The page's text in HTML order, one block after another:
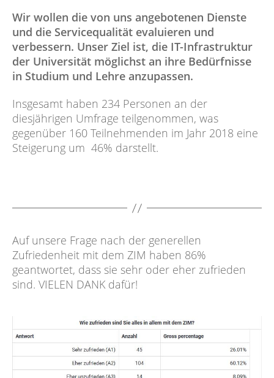
Wir wollen die von uns angebotenen Dienste
und die Servicequalität evaluieren und
verbessern. Unser Ziel ist, die IT-Infrastruktur
der Universität möglichst an ihre Bedürfnisse
in Studium und Lehre anzupassen.
Insgesamt haben 234 Personen an der
diesjährigen Umfrage teilgenommen, was
gegenüber 160 Teilnehmenden im Jahr 2018 eine
Steigerung um 46% darstellt.
Auf unsere Frage nach der generellen
Zufriedenheit mit dem ZIM haben 86%
geantwortet, dass sie sehr oder eher zufrieden
sind. VIELEN DANK dafür!